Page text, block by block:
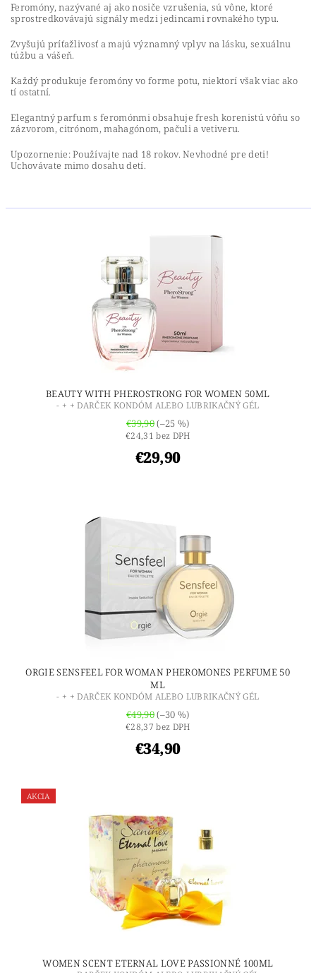
Feromóny, nazývané aj ako nosiče vzrušenia, sú vône, ktoré
sprostredkovávajú signály medzi jedincami rovnakého typu.
Zvyšujú príťažlivosť a majú významný vplyv na lásku, sexuálnu
túžbu a vášeň.
Každý produkuje feromóny vo forme potu, niektorí však viac ako
tí ostatní.
Elegantný parfum s feromónmi obsahuje fresh korenistú vôňu so
zázvorom, citrónom, mahagónom, pačuli a vetiveru.
Upozornenie: Používajte nad 18 rokov. Nevhodné pre deti!
Uchovávate mimo dosahu detí.
BEAUTY WITH PHEROSTRONG FOR WOMEN 50ML
- + + DARČEK KONDÓM ALEBO LUBRIKAČNÝ GÉL
€39,90(–25 %)
€24,31 bez DPH
€29,90
ORGIE SENSFEEL FOR WOMAN PHEROMONES PERFUME 50
ML
- + + DARČEK KONDÓM ALEBO LUBRIKAČNÝ GÉL
€49,90(–30 %)
€28,37 bez DPH
€34,90
AKCIA
WOMEN SCENT ETERNAL LOVE PASSIONNÉ 100ML